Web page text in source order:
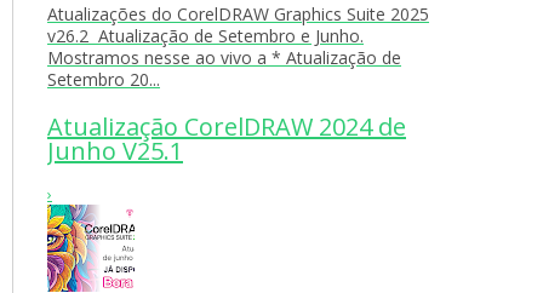
Atualizações do CorelDRAW Graphics Suite 2025
v26.2 Atualização de Setembro e Junho.
Mostramos nesse ao vivo a * Atualização de
Setembro 20...
Atualização CorelDRAW 2024 de
Junho V25.1
›